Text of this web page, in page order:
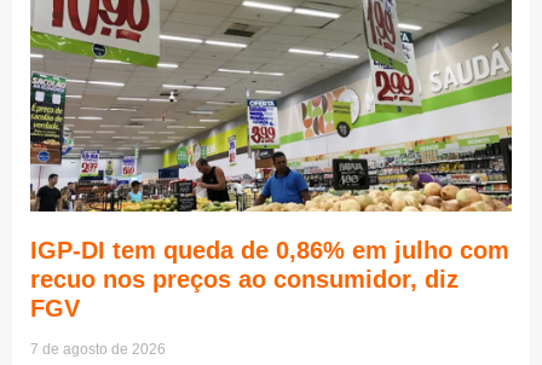
IGP-DI tem queda de 0,86% em julho com
recuo nos preços ao consumidor, diz
FGV
7 de agosto de 2026